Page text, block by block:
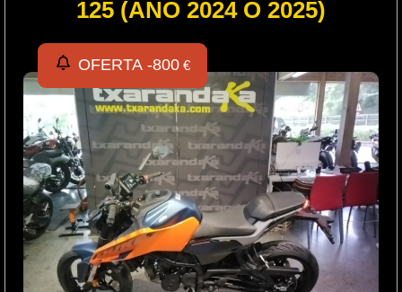
125 (AÑO 2024 O 2025)
OFERTA -800€